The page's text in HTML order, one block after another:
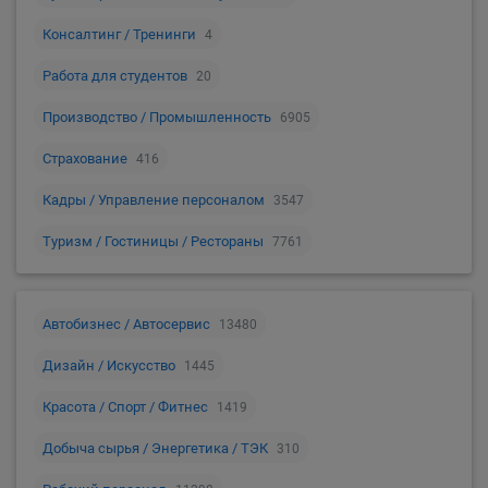
Консалтинг / Тренинги 4
Работа для студентов 20
Производство / Промышленность 6905
Страхование 416
Кадры / Управление персоналом 3547
Туризм / Гостиницы / Рестораны 7761
Автобизнес / Автосервис 13480
Дизайн / Искусство 1445
Красота / Спорт / Фитнес 1419
Добыча сырья / Энергетика / ТЭК 310